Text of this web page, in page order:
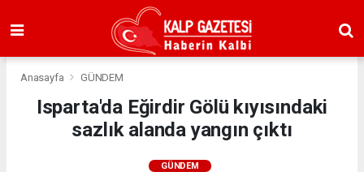
Anasayfa GÜNDEM
Isparta'da Eğirdir Gölü kıyısındaki
sazlık alanda yangın çıktı
GÜNDEM